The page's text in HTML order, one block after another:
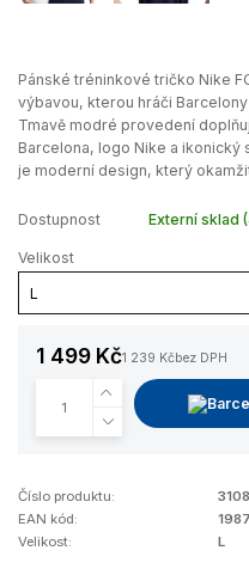
Pánské tréninkové tričko Nike
výbavou, kterou hráči
Tmavě modré provedení
Barcelona, logo Nike a
je moderní design, který
Dostupnost Externí sklad
Velikost
1 499 Kč1 239 Kčbez DPH
Číslo produktu:
EAN kód:
Velikost:
L